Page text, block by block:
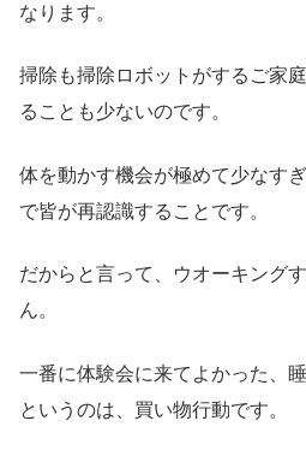
なります。
掃除も掃除ロボットがするご家
ることも少ないのです。
体を動かす機会が極めて少なす
で皆が再認識することです。
だからと言って、ウオーキング
ん。
一番に体験会に来てよかった、
というのは、買い物行動です。